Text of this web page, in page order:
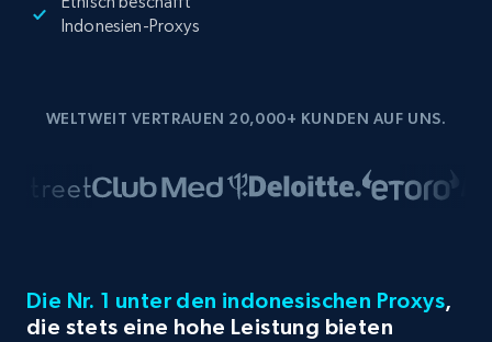
Indonesien-Proxys
WELTWEIT VERTRAUEN 20,000+ KUNDEN AUF UNS.
Die Nr. 1 unter den indonesischen Proxys,
die stets eine hohe Leistung bieten